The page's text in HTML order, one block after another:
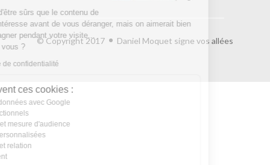
© Copyright 2017 Daniel Moquet signe vos allées
On a attendu d'être sûrs que le contenu de
ce site vous intéresse avant de vous déranger, mais on aimerait bien
vous accompagner pendant votre visite...
C'est OK pour vous ?
Lire la politique de confidentialité
À quoi servent ces cookies :
Partage de données avec Google
Cookies fonctionnels
Statistiques et mesure d'audience
Annonces personnalisées
Expérience et relation